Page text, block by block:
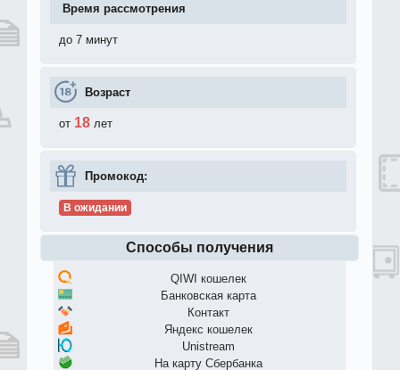
Время рассмотрения
до 7 минут
Возраст
от 18 лет
Промокод:
В ожидании
Способы получения
QIWI кошелек
Банковская карта
Контакт
Яндекс кошелек
Unistream
На карту Сбербанка